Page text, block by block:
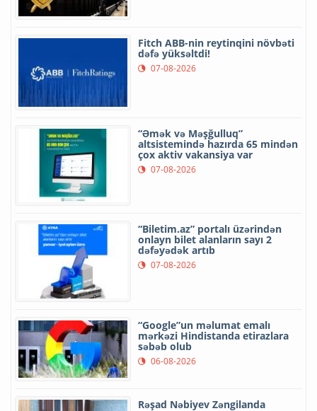
Fitch ABB-nin reytinqini növbəti
dəfə yüksəltdi!
07-08-2026
“Əmək və Məşğulluq”
altsistemində hazırda 65 mindən
çox aktiv vakansiya var
07-08-2026
“Biletim.az” portalı üzərindən
onlayn bilet alanların sayı 2
dəfəyədək artıb
07-08-2026
“Google”un məlumat emalı
mərkəzi Hindistanda etirazlara
səbəb olub
06-08-2026
Rəşad Nəbiyev Zəngilanda